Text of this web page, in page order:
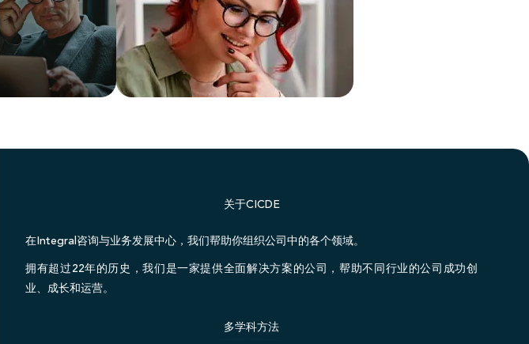
关于CICDE
在Integral咨询与业务发展中心，我们帮助你组织公司中的各个领域。
拥有超过22年的历史，我们是一家提供全面解决方案的公司，帮助不同行业的公司成功创
业、成长和运营。
多学科方法